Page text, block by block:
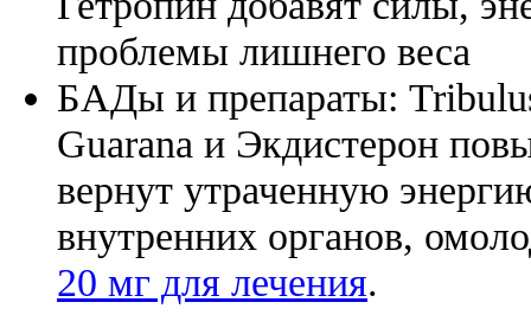
проблемы лишнего веса
БАДы и препараты:
Guarana и Экдистерон
вернут утраченную
внутренних органов,
20 мг для лечения.